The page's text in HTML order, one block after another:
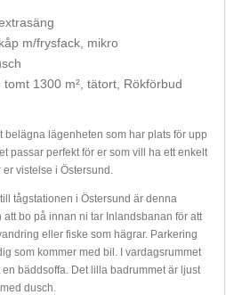
m/frysfack, mikro
1300 m², tätort, Rökförbud
belägna lägenheten som har plats för upp
passar perfekt för er som vill ha ett enkelt
vistelse i Östersund.
tågstationen i Östersund är denna
bo på innan ni tar Inlandsbanan för att
eller fiske som hägrar. Parkering
som kommer med bil. I vardagsrummet
bäddsoffa. Det lilla badrummet är ljust
dusch.